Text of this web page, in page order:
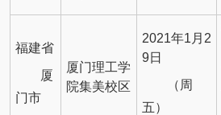
福建省
厦
门市
厦门理工学
院集美校区
2021年1月2
9日
（周
五）